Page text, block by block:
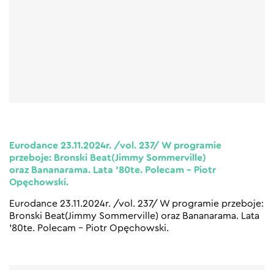
Eurodance 23.11.2024r. /vol. 237/ W programie
przeboje: Bronski Beat(Jimmy Sommerville)
oraz Bananarama. Lata ’80te. Polecam – Piotr
Opęchowski.
Eurodance 23.11.2024r. /vol. 237/ W programie przeboje:
Bronski Beat(Jimmy Sommerville) oraz Bananarama. Lata
’80te. Polecam – Piotr Opęchowski.